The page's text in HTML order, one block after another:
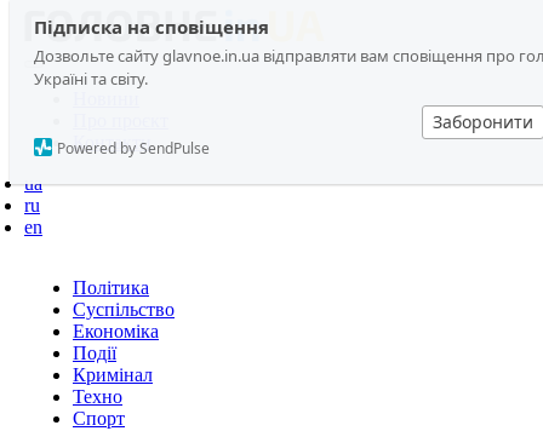
Підписка на сповіщення
Дозвольте сайту glavnoe.in.ua відправляти вам сповіщення про
Україні та світу.
Заборонити
Powered by SendPulse
Контакти
ua
ru
en
Політика
Суспільство
Економіка
Події
Кримінал
Техно
Спорт